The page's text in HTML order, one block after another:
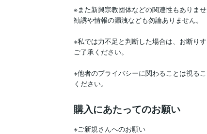
※また新興宗教団体などの関連性もありませ
勧誘や情報の漏洩なども勿論ありません。
※私では力不足と判断した場合は、お断りす
ご了承ください。
※他者のプライバシーに関わることは視る
購入にあたってのお願い
※ご新規さんへのお願い